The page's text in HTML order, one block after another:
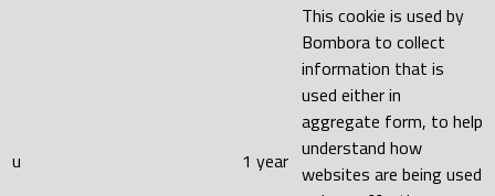
u 1 year
This cookie is used by
Bombora to collect
information that is
used either in
aggregate form, to help
understand how
websites are being used